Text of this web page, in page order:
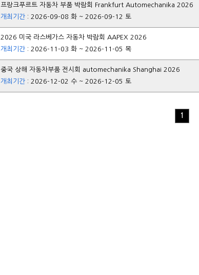
프랑크푸르트 자동차 부품 박람회 Frankfurt Automechanika 2026
개최기간 : 2026-09-08 화 ~ 2026-09-12 토
2026 미국 라스베가스 자동차 박람회 AAPEX 2026
개최기간 : 2026-11-03 화 ~ 2026-11-05 목
중국 상해 자동차부품 전시회 automechanika Shanghai 2026
개최기간 : 2026-12-02 수 ~ 2026-12-05 토